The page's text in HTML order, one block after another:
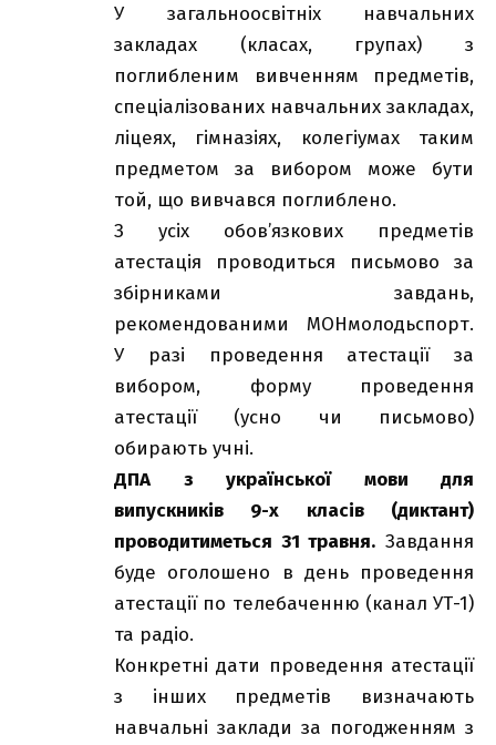
У загальноосвітніх навчальних
закладах (класах, групах) з
поглибленим вивченням предметів,
спеціалізованих навчальних закладах,
ліцеях, гімназіях, колегіумах таким
предметом за вибором може бути
той, що вивчався поглиблено.
З усіх обов’язкових предметів
атестація проводиться письмово за
збірниками завдань,
рекомендованими МОНмолодьспорт.
У разі проведення атестації за
вибором, форму проведення
атестації (усно чи письмово)
обирають учні.
ДПА з української мови для
випускників 9-х класів (диктант)
проводитиметься 31 травня. Завдання
буде оголошено в день проведення
атестації по телебаченню (канал УТ-1)
та радіо.
Конкретні дати проведення атестації
з інших предметів визначають
навчальні заклади за погодженням з